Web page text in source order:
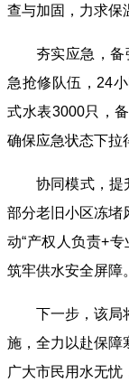
查与加固，力求保
夯实应急，备
急抢修队伍，24
式水表3000只，
确保应急状态下拉
协同模式，提
部分老旧小区冻堵
动“产权人负责+
筑牢供水安全屏障。
下一步，该局
施，全力以赴保障
广大市民用水无忧